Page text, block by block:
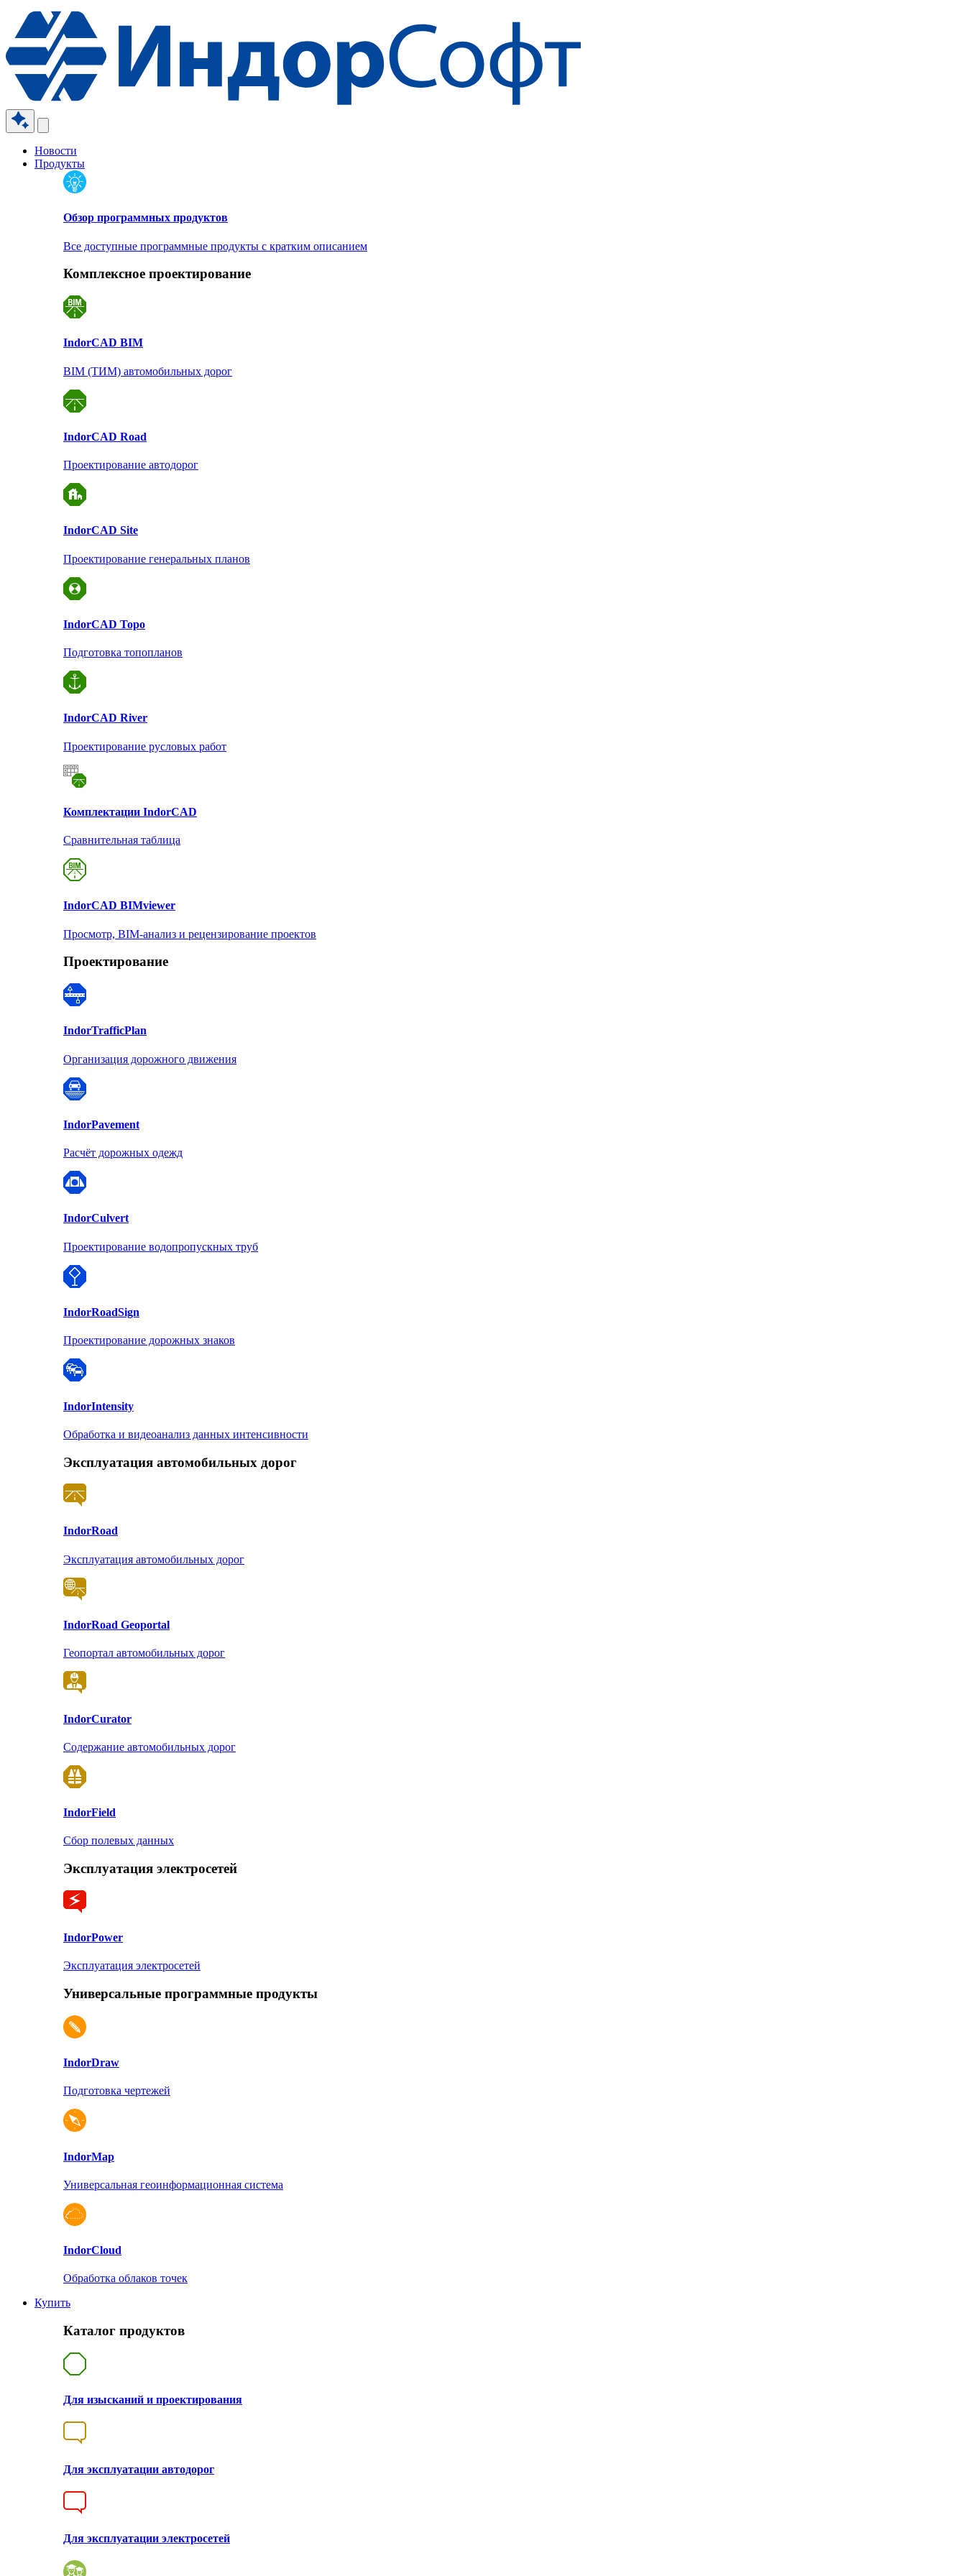
Новости
Продукты
Обзор программных продуктов
Все доступные программные продукты с кратким описанием
Комплексное проектирование
IndorCAD BIM
BIM (ТИМ) автомобильных дорог
IndorCAD Road
Проектирование автодорог
IndorCAD Site
Проектирование генеральных планов
IndorCAD Topo
Подготовка топопланов
IndorCAD River
Проектирование русловых работ
Комплектации IndorCAD
Сравнительная таблица
IndorCAD BIMviewer
Просмотр, BIM-анализ и рецензирование проектов
Проектирование
IndorTrafficPlan
Организация дорожного движения
IndorPavement
Расчёт дорожных одежд
IndorCulvert
Проектирование водопропускных труб
IndorRoadSign
Проектирование дорожных знаков
IndorIntensity
Обработка и видеоанализ данных интенсивности
Эксплуатация автомобильных дорог
IndorRoad
Эксплуатация автомобильных дорог
IndorRoad Geoportal
Геопортал автомобильных дорог
IndorCurator
Содержание автомобильных дорог
IndorField
Сбор полевых данных
Эксплуатация электросетей
IndorPower
Эксплуатация электросетей
Универсальные программные продукты
IndorDraw
Подготовка чертежей
IndorMap
Универсальная геоинформационная система
IndorCloud
Обработка облаков точек
Купить
Каталог продуктов
Для изысканий и проектирования
Для эксплуатации автодорог
Для эксплуатации электросетей